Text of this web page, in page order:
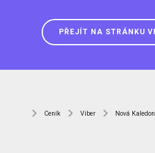
PŘEJÍT NA STRÁNKU
Ceník Viber Nová